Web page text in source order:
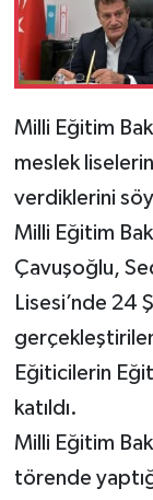
Milli Eğitim
meslek
verdiklerini
Milli Eğitim
Çavuşoğlu,
Lisesi’nde 24
Eğiticilerin
katıldı.
Milli Eğitim
törende